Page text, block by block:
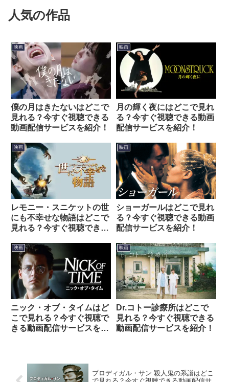
人気の作品
映画
僕の月はきたないはどこで
見れる？今すぐ視聴できる
動画配信サービスを紹介！
映画
月の輝く夜にはどこで見れ
る？今すぐ視聴できる動画
配信サービスを紹介！
映画
レモニー・スニケットの世
にも不幸せな物語はどこで
見れる？今すぐ視聴できる
映画
ショーガールはどこで見れ
る？今すぐ視聴できる動画
配信サービスを紹介！
映画
ニック・オブ・タイムはど
こで見れる？今すぐ視聴で
きる動画配信サービスを紹
映画
Dr.コトー診療所はどこで
見れる？今すぐ視聴できる
動画配信サービスを紹介！
プロディガル・サン 殺人鬼の系譜はどこ